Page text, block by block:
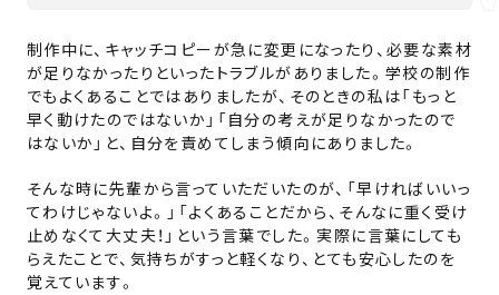
制作中に、キャッチコピーが急に変更になったり、必要な素材
が足りなかったりといったトラブルがありました。学校の制作
でもよくあることではありましたが、そのときの私は「もっと
早く動けたのではないか」「自分の考えが足りなかったので
はないか」と、自分を責めてしまう傾向にありました。
そんな時に先輩から言っていただいたのが、「早ければいいっ
てわけじゃないよ。」「よくあることだから、そんなに重く受け
止めなくて大丈夫！」という言葉でした。実際に言葉にしても
らえたことで、気持ちがすっと軽くなり、とても安心したのを
覚えています。